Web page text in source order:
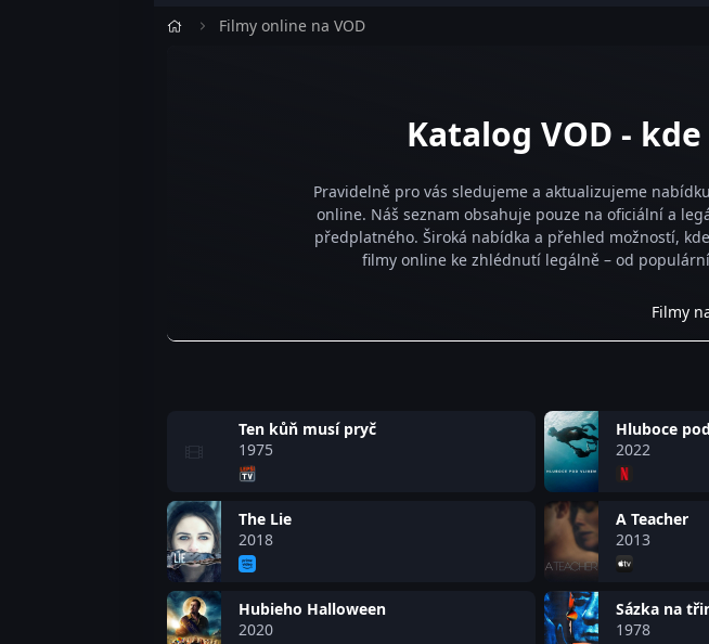
Filmy online na VOD
Katalog VOD -
Pravidelně pro vás sledujeme a aktualizujeme
online. Náš seznam obsahuje pouze na oficiální a
předplatného. Široká nabídka a přehled možností,
filmy online ke zhlédnutí legálně – od
Filmy
Ten kůň musí pryč
1975
Hluboce
2022
The Lie
2018
A Teacher
2013
Hubieho Halloween
2020
Sázka na
1978